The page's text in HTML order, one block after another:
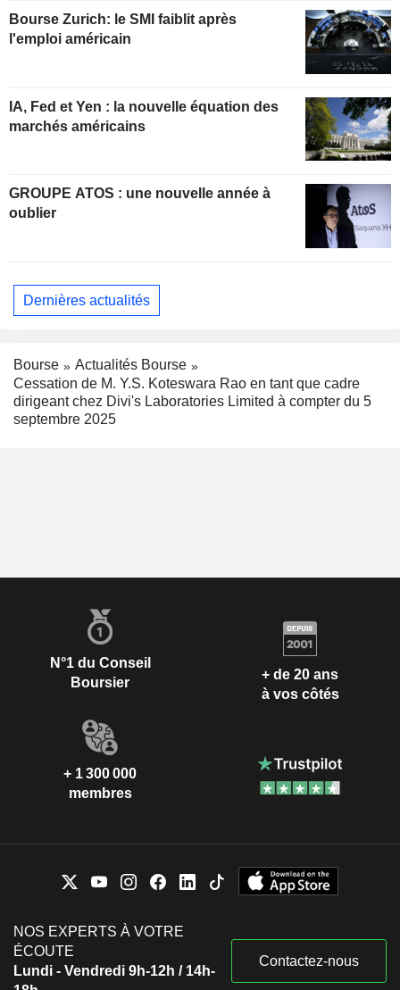
Bourse Zurich: le SMI faiblit après
l'emploi américain
IA, Fed et Yen : la nouvelle équation des
marchés américains
GROUPE ATOS : une nouvelle année à
oublier
Dernières actualités
Bourse
Actualités Bourse
Cessation de M. Y.S. Koteswara Rao en tant que cadre
dirigeant chez Divi's Laboratories Limited à compter du 5
septembre 2025
N°1 du Conseil
Boursier
+ de 20 ans
à vos côtés
+ 1 300 000
membres
NOS EXPERTS À VOTRE
ÉCOUTE
Lundi - Vendredi 9h-12h / 14h-
Contactez-nous